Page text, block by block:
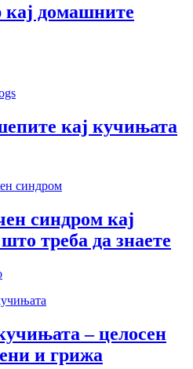
кај домашните
кај кучињата
синдром кај
треба да знаете
– целосен
и грижа